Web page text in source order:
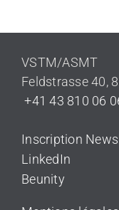
VSTM/ASMT
Feldstrasse 40,
+41 43 810 06
Inscription
LinkedIn
Beunity